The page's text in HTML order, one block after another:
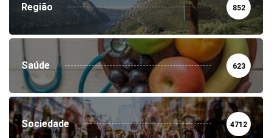
Região 852
Saúde 623
Sociedade 4712